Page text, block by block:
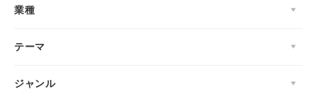
業種
テーマ
ジャンル